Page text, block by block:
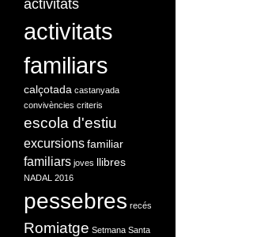
activitats
activitats
familiars
calçotada castanyada
convivències criteris
escola d'estiu
excursions familiar
familiars joves llibres
NADAL 2016
pessebres recés
Romiatge Setmana Santa